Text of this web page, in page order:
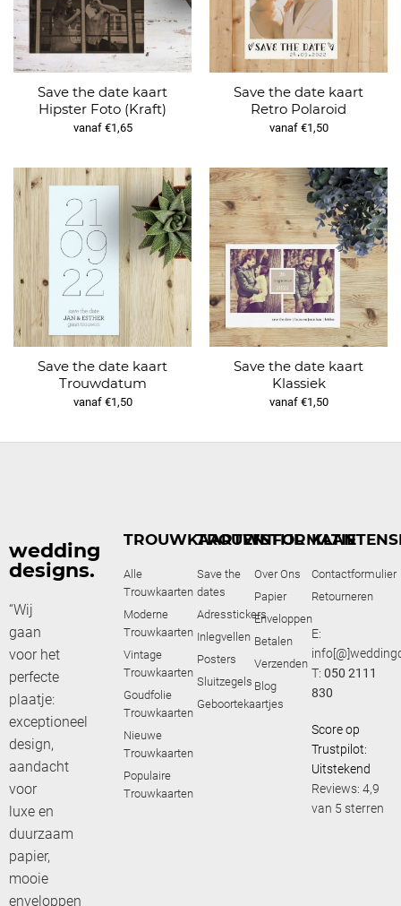
Save the date kaart
Hipster Foto (Kraft)
vanaf €1,65
Save the date kaart
Retro Polaroid
vanaf €1,50
Save the date kaart
Trouwdatum
vanaf €1,50
Save the date kaart
Klassiek
vanaf €1,50
wedding
designs.
“Wij
gaan
voor het
perfecte
plaatje:
exceptioneel
design,
aandacht
voor
luxe en
duurzaam
papier,
mooie
enveloppen
TROUWKAARTEN
Alle
Trouwkaarten
Moderne
Trouwkaarten
Vintage
Trouwkaarten
Goudfolie
Trouwkaarten
Nieuwe
Trouwkaarten
Populaire
Trouwkaarten
TROUWSTIJL
Save the
dates
Adresstickers
Inlegvellen
Posters
Sluitzegels
Geboortekaartjes
INFORMATIE
Over Ons
Papier
Enveloppen
Betalen
Verzenden
Blog
Contactformulier
Retourneren
E:
T:050 2111
830
Score op
Trustpilot:
Uitstekend
Reviews: 4,9
van 5 sterren